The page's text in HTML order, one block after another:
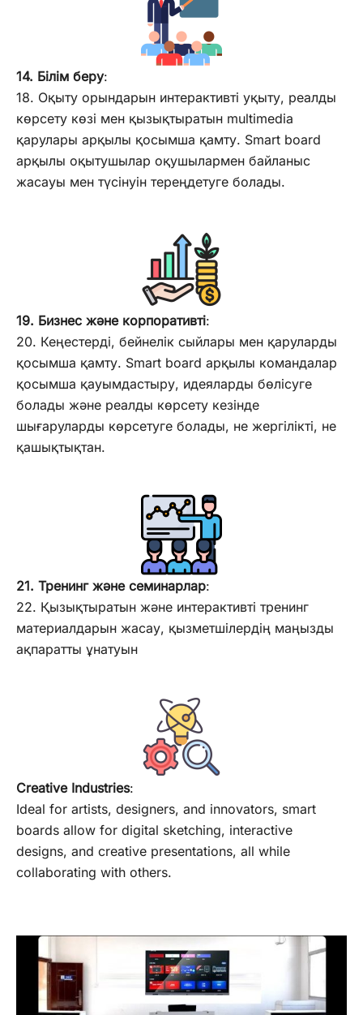
14. Білім беру:
18. Оқыту орындарын интерактивті уқыту, реалды
көрсету көзі мен қызықтыратын multimedia
қарулары арқылы қосымша қамту. Smart board
арқылы оқытушылар оқушылармен байланыс
жасауы мен түсінуін тереңдетуге болады.
19. Бизнес және корпоративті:
20. Кеңестерді, бейнелік сыйлары мен қаруларды
қосымша қамту. Smart board арқылы командалар
қосымша қауымдастыру, идеяларды бөлісуге
болады және реалды көрсету кезінде
шығаруларды көрсетуге болады, не жергілікті, не
қашықтықтан.
21. Тренинг және семинарлар:
22. Қызықтыратын және интерактивті тренинг
материалдарын жасау, қызметшілердің маңызды
ақпаратты ұнатуын
Creative Industries:
Ideal for artists, designers, and innovators, smart
boards allow for digital sketching, interactive
designs, and creative presentations, all while
collaborating with others.